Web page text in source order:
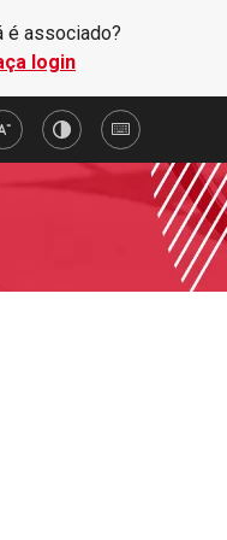
é associado?
login